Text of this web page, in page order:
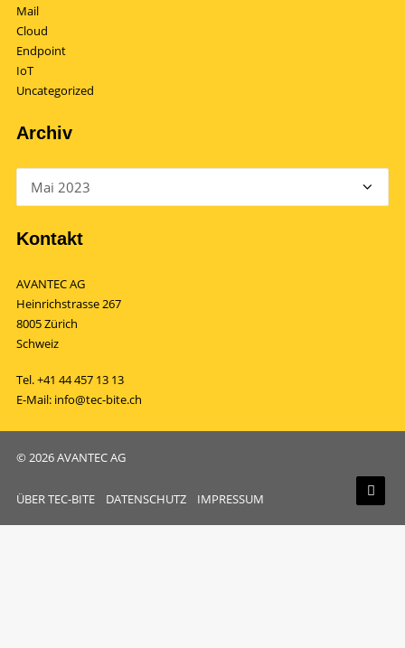
Mail
Cloud
Endpoint
IoT
Uncategorized
Archiv
Kontakt
AVANTEC AG
Heinrichstrasse 267
8005 Zürich
Schweiz
Tel.+41 44 457 13 13
E-Mail: info@tec-bite.ch
© 2026 AVANTEC AG
ÜBER TEC-BITE DATENSCHUTZ IMPRESSUM